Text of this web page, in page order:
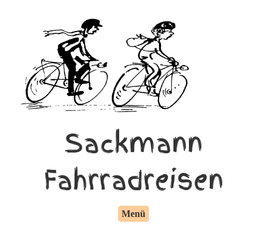
Sackmann
Fahrradreisen
Menü